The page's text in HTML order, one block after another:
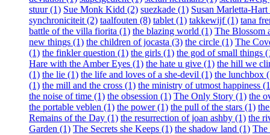
stuur (1) Sue Monk Kidd (2) suezkade (1) Susan Marletta-Hart
synchroniciteit (2) taalfouten (8) tablet (1) takkewijf (1) tana
battle of the villa fiorita (1) the blazing world (1) The Blossom
new things (1) the children of jocasta (3) the circle (1) The
(1) the finkler question (1) the girls (1) the god of small things
Hare with the Amber Eyes (1) the hate u give (1) the hill we
(1) the lie (1) the life and loves of a she-devil (1) the lunchbox
(1) the mill and the cross (1) the ministry of utmost happiness
the noise of time (1) the obsession (1) The Only Story (1) the
the portable veblen (1) the power (1) the pull of the stars (1)
Remains of the Day (1) the resurrection of joan ashby (1) the
Garden (1) The Secrets she Keeps (1) the shadow land (1) The